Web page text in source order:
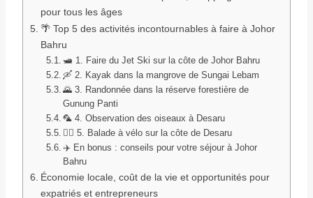
pour tous les âges
🌴 Top 5 des activités incontournables à faire à Johor
Bahru
🛥️ 1. Faire du Jet Ski sur la côte de Johor Bahru
🛶 2. Kayak dans la mangrove de Sungai Lebam
🌄 3. Randonnée dans la réserve forestière de
Gunung Panti
🦜 4. Observation des oiseaux à Desaru
🚴‍♂️ 5. Balade à vélo sur la côte de Desaru
✈️ En bonus : conseils pour votre séjour à Johor
Bahru
Économie locale, coût de la vie et opportunités pour
expatriés et entrepreneurs